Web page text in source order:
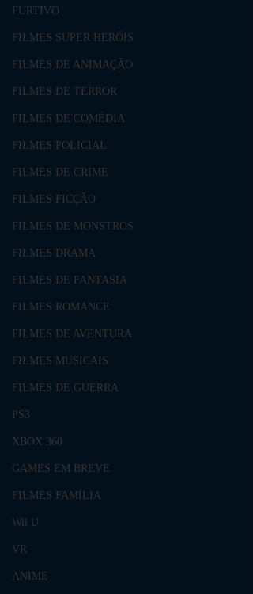
FURTIVO
FILMES SUPER HERÓIS
FILMES DE ANIMAÇÃO
FILMES DE TERROR
FILMES DE COMÉDIA
FILMES POLICIAL
FILMES DE CRIME
FILMES FICÇÃO
FILMES DE MONSTROS
FILMES DRAMA
FILMES DE FANTASIA
FILMES ROMANCE
FILMES DE AVENTURA
FILMES MUSICAIS
FILMES DE GUERRA
PS3
XBOX 360
GAMES EM BREVE
FILMES FAMÍLIA
Wii U
VR
ANIME